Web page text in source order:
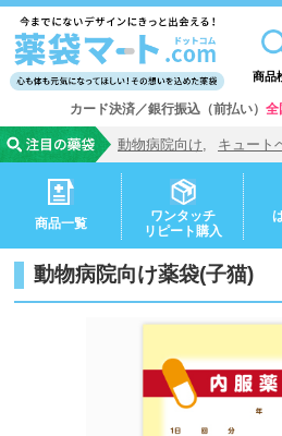
商品
カード決済／銀行振込（前払い） 全
動物病院向け キュート
商品一覧
ワンタッチ
リピート購入
動物病院向け薬袋(子猫)